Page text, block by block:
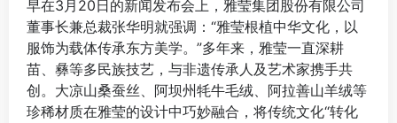
早在3月20日的新闻发布会上，雅莹集团股份有限公司
董事长兼总裁张华明就强调：“雅莹根植中华文化，以
服饰为载体传承东方美学。”多年来，雅莹一直深耕
苗、彝等多民族技艺，与非遗传承人及艺术家携手共
创。大凉山桑蚕丝、阿坝州牦牛毛绒、阿拉善山羊绒等
珍稀材质在雅莹的设计中巧妙融合，将传统文化“转化